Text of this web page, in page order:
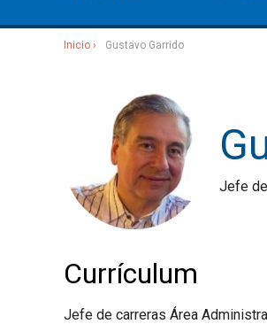
Inicio Gustavo Garrido
Jefe
Currículum
Jefe de carreras Área